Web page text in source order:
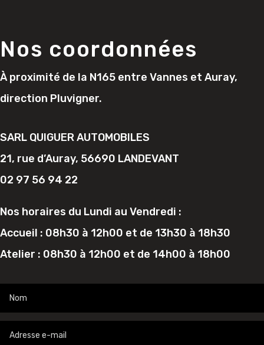
Nos coordonnées
À proximité de la N165 entre Vannes et Auray,
direction Pluvigner.
SARL QUIGUER AUTOMOBILES
21, rue d’Auray, 56690 LANDEVANT
02 97 56 94 22
Nos horaires du Lundi au Vendredi :
Accueil : 08h30 à 12h00 et de 13h30 à 18h30
Atelier : 08h30 à 12h00 et de 14h00 à 18h00